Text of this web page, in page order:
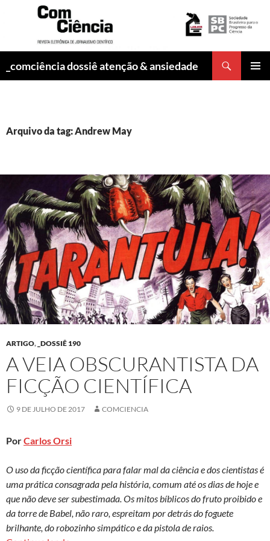
_comciência dossiê atenção & ansiedade
Arquivo da tag: Andrew May
ARTIGO, _DOSSIÊ 190
A VEIA OBSCURANTISTA DA
FICÇÃO CIENTÍFICA
9 DE JULHO DE 2017 COMCIENCIA
PorCarlos Orsi
O uso da ficção científica para falar mal da ciência e dos cientistas é
uma prática consagrada pela história, comum até os dias de hoje e
que não deve ser subestimada. Os mitos bíblicos do fruto proibido e
da torre de Babel, não raro, espreitam por detrás do foguete
brilhante, do robozinho simpático e da pistola de raios.